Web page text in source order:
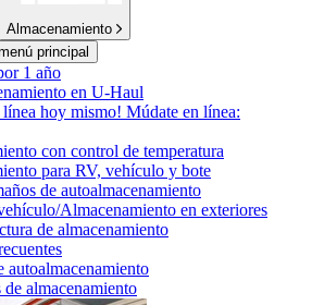
Almacenamiento
principal
1 año
en U-Haul
línea hoy mismo! Múdate en línea:
con control de temperatura
para RV, vehículo y bote
de autoalmacenamiento
Almacenamiento en exteriores
de almacenamiento
autoalmacenamiento
de almacenamiento